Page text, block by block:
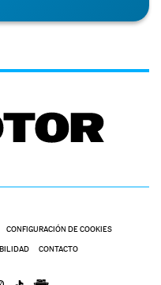
CONFIGURACIÓN DE COOKIES
CONTACTO